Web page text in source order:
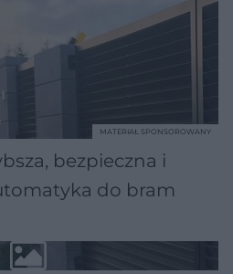
bezpieczna i
do bram
MATERIAŁ SPONSOROWANY